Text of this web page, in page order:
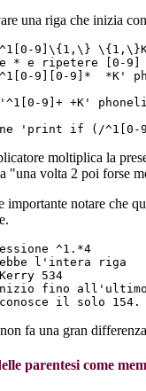
una riga che inizia
9]\{1,\}
* e ripetere [0-9]
9][0-9]*  *K'
'^1[0-9]+ +K'
moltiplica la
"una volta 2 poi forse
importante notare che
^1.*4
l'intera riga
534
fino
fa una gran
parentesi come